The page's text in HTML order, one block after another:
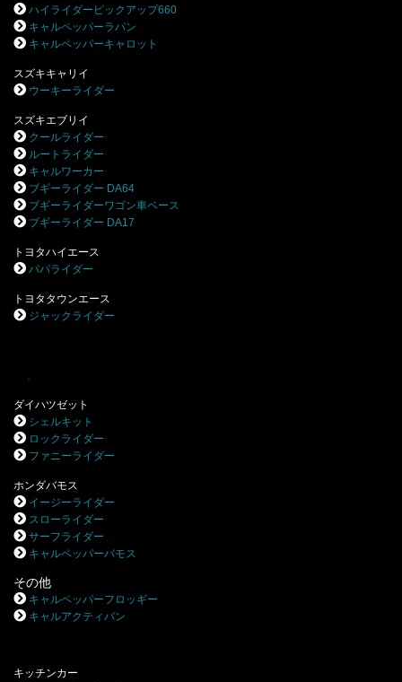
ハイライダーピックアップ660
キャルペッパーラパン
キャルペッパーキャロット
スズキキャリイ
ウーキーライダー
スズキエブリイ
クールライダー
ルートライダー
キャルワーカー
ブギーライダー DA64
ブギーライダーワゴン車ベース
ブギーライダー DA17
トヨタハイエース
パパライダー
トヨタタウンエース
ジャックライダー
ダイハツゼット
シェルキット
ロックライダー
ファニーライダー
ホンダバモス
イージーライダー
スローライダー
サーフライダー
キャルペッパーバモス
その他
キャルペッパーフロッギー
キャルアクティバン
キッチンカー